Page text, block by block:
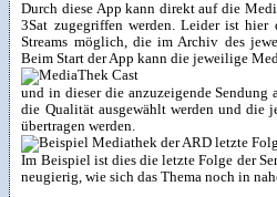
Durch diese App kann direkt auf die
3Sat zugegriffen werden. Leider ist hier
Streams möglich, die im Archiv des
Beim Start der App kann die jeweilige
und in dieser die anzuzeigende Sendung
die Qualität ausgewählt werden und die
übertragen werden.
Im Beispiel ist dies die letzte Folge der
neugierig, wie sich das Thema noch in